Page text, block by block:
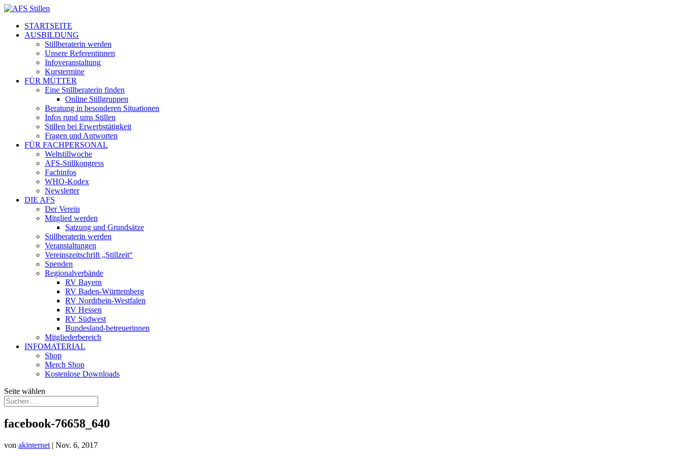
STARTSEITE
AUSBILDUNG
Stillberaterin werden
Unsere Referentinnen
Infoveranstaltung
Kurstermine
FÜR MÜTTER
Eine Stillberaterin finden
Online Stillgruppen
Beratung in besonderen Situationen
Infos rund ums Stillen
Stillen bei Erwerbstätigkeit
Fragen und Antworten
FÜR FACHPERSONAL
Weltstillwoche
AFS-Stillkongress
Fachinfos
WHO-Kodex
Newsletter
DIE AFS
Der Verein
Mitglied werden
Satzung und Grundsätze
Stillberaterin werden
Veranstaltungen
Vereinszeitschrift „Stillzeit“
Spenden
Regionalverbände
RV Bayern
RV Baden-Württemberg
RV Nordrhein-Westfalen
RV Hessen
RV Südwest
Bundesland-betreuerinnen
Mitgliederbereich
INFOMATERIAL
Shop
Merch Shop
Kostenlose Downloads
Seite wählen
facebook-76658_640
von akinternet | Nov. 6, 2017